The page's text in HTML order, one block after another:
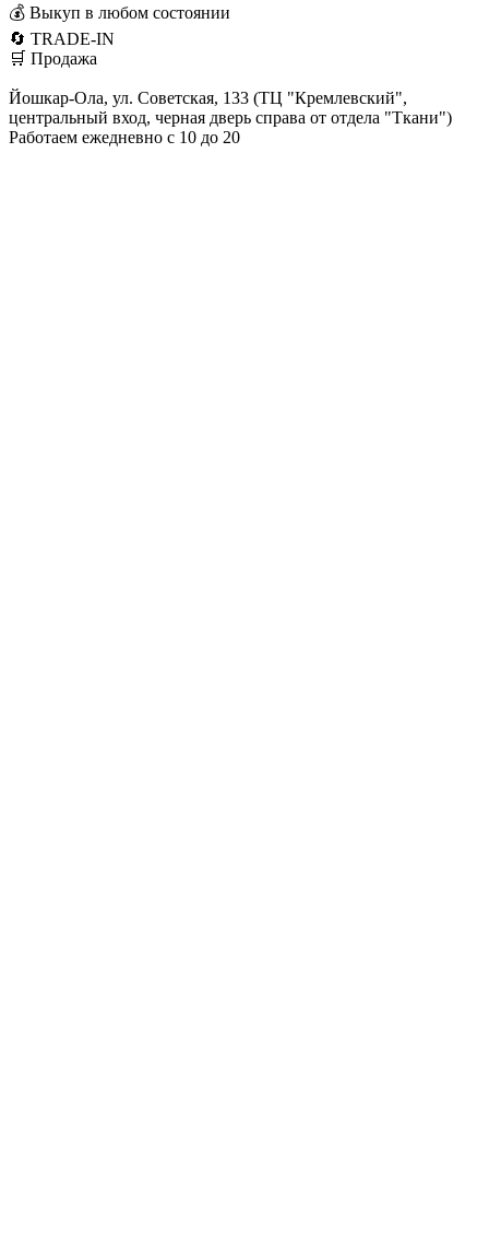
💰 Выкуп в любом состоянии
🔄 TRADE-IN
🛒 Продажа
Йошкар-Ола, ул. Советская, 133 (ТЦ "Кремлевский",
центральный вход, черная дверь справа от отдела "Ткани")
Работаем ежедневно с 10 до 20